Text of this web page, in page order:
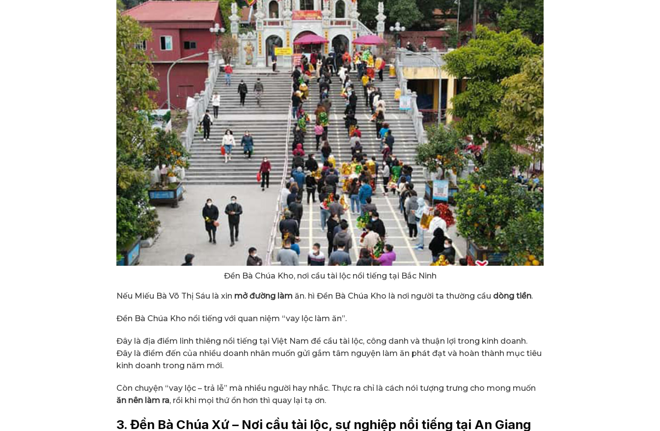
Đền Bà Chúa Kho, nơi cầu tài lộc nổi tiếng tại Bắc Ninh
Nếu Miếu Bà Võ Thị Sáu là xin mở đường làm ăn. hì Đền Bà Chúa Kho là nơi người ta thường cầu dòng tiền.
Đền Bà Chúa Kho nổi tiếng với quan niệm “vay lộc làm ăn”.
Đây là địa điểm linh thiêng nổi tiếng tại Việt Nam để cầu tài lộc, công danh và thuận lợi trong kinh doanh.
Đây là điểm đến của nhiều doanh nhân muốn gửi gắm tâm nguyện làm ăn phát đạt và hoàn thành mục tiêu
kinh doanh trong năm mới.
Còn chuyện “vay lộc – trả lễ” mà nhiều người hay nhắc. Thực ra chỉ là cách nói tượng trưng cho mong muốn
ăn nên làm ra, rồi khi mọi thứ ổn hơn thì quay lại tạ ơn.
3. Đền Bà Chúa Xứ – Nơi cầu tài lộc, sự nghiệp nổi tiếng tại An Giang